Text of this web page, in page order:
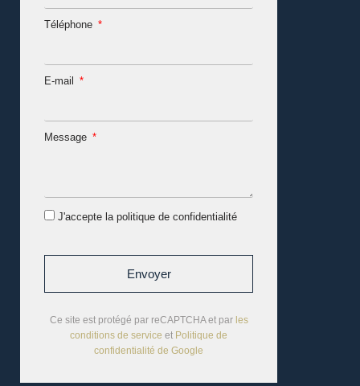
Téléphone
E-mail
Message
J'accepte la politique de confidentialité
Envoyer
Ce site est protégé par reCAPTCHA et par les
conditions de service et Politique de
confidentialité de Google